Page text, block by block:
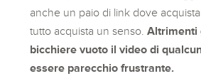
anche un paio di link dove
tutto acquista un senso.Altrimenti
bicchiere vuoto il video di
essere parecchio frustrante.